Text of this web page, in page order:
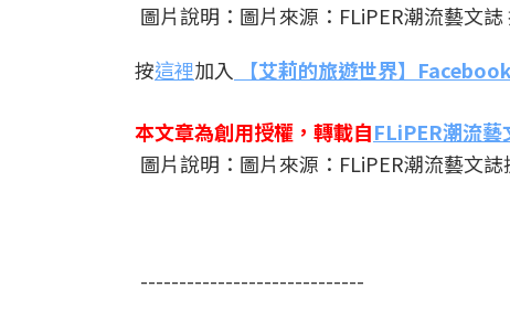
圖片說明：圖片來源：FLiPER潮流藝文誌
按這裡加入 【艾莉的旅遊世界】
本文章為創用授權，轉載自FLiPER潮流藝
圖片說明：圖片來源：FLiPER潮流藝文誌
-----------------------------